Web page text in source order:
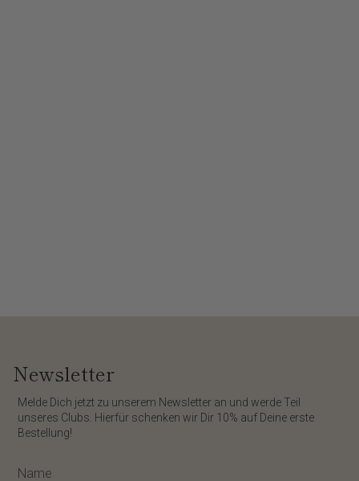
Newsletter
​Melde Dich jetzt zu unserem Newsletter an und werde Teil
unseres Clubs. Hierfür schenken wir Dir 10% auf Deine erste
Bestellung!